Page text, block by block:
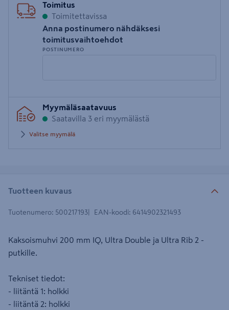
Toimitus
Toimitettavissa
Anna postinumero nähdäksesi
toimitusvaihtoehdot
POSTINUMERO
postinumero
Myymäläsaatavuus
Saatavilla 3 eri myymälästä
Valitse myymälä
Tuotteen kuvaus
Tuotenumero: 500217193 EAN-koodi: 6414902321493
Kaksoismuhvi 200 mm IQ, Ultra Double ja Ultra Rib 2 -
putkille.
Tekniset tiedot:
- liitäntä 1: holkki
- liitäntä 2: holkki